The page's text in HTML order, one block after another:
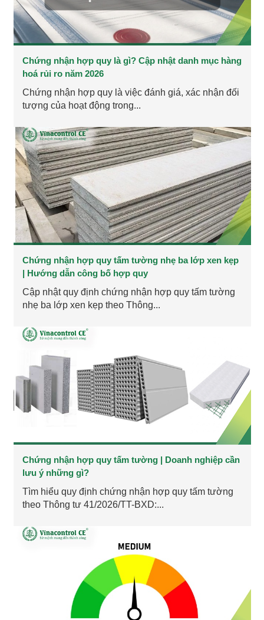
Chứng nhận hợp quy là gì? Cập nhật danh mục hàng
hoá rủi ro năm 2026
Chứng nhận hợp quy là việc đánh giá, xác nhận đối
tượng của hoạt động trong...
Chứng nhận hợp quy tấm tường nhẹ ba lớp xen kẹp
| Hướng dẫn công bố hợp quy
Cập nhật quy định chứng nhận hợp quy tấm tường
nhẹ ba lớp xen kẹp theo Thông...
Chứng nhận hợp quy tấm tường | Doanh nghiệp cần
lưu ý những gì?
Tìm hiểu quy định chứng nhận hợp quy tấm tường
theo Thông tư 41/2026/TT-BXD:...